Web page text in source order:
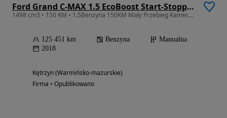
Ford Grand C-MAX 1.5 EcoBoost Start-Stopp-System Titanium
1498 cm3 • 150 KM • 1.5Benzyna 150KM Mały Przebieg Kamera Cofania
125 451 km Benzyna
Manualna
2018
Kętrzyn (Warmińsko-mazurskie)
Firma • Opublikowano